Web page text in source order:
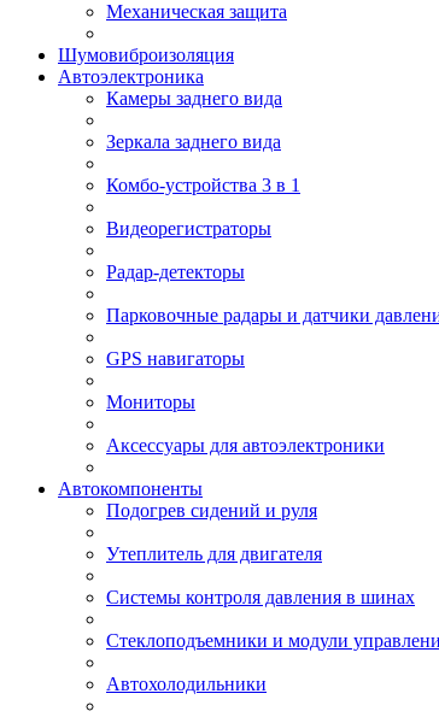
Механическая защита
Шумовиброизоляция
Автоэлектроника
Камеры заднего вида
Зеркала заднего вида
Комбо-устройства 3 в 1
Видеорегистраторы
Радар-детекторы
Парковочные радары и датчики
GPS навигаторы
Мониторы
Аксессуары для автоэлектроники
Автокомпоненты
Подогрев сидений и руля
Утеплитель для двигателя
Системы контроля давления в шинах
Стеклоподъемники и модули
Автохолодильники